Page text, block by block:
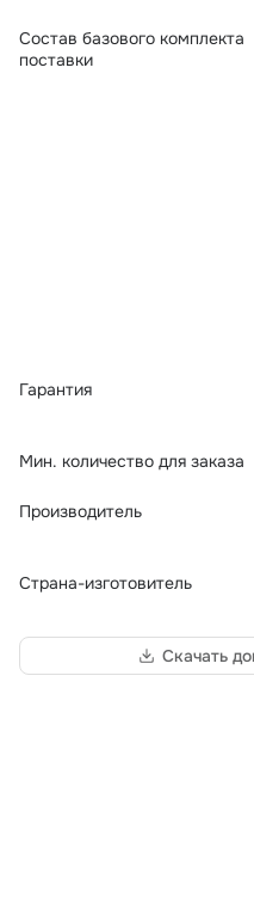
Состав базового комплекта
поставки
Гарантия
Мин. количество для заказа
Производитель
Страна-изготовитель
Скачать